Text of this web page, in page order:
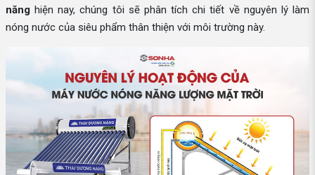
năng hiện nay, chúng tôi sẽ phân tích chi tiết về nguyên lý làm
nóng nước của siêu phẩm thân thiện với môi trường này.